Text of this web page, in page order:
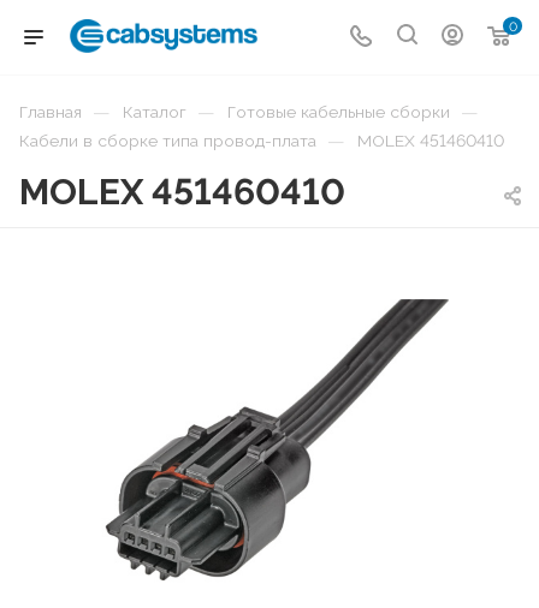
0
Главная — Каталог — Готовые кабельные сборки —
Кабели в сборке типа провод-плата — MOLEX 451460410
MOLEX 451460410